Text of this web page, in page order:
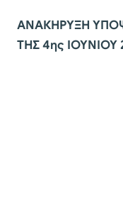
ΑΝΑΚΗΡΥΞΗ
ΤΗΣ 4ης ΙΟΥΝΙΟΥ